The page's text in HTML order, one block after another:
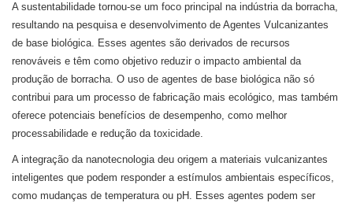
A sustentabilidade tornou-se um foco principal na indústria da borracha,
resultando na pesquisa e desenvolvimento de Agentes Vulcanizantes
de base biológica. Esses agentes são derivados de recursos
renováveis ​​e têm como objetivo reduzir o impacto ambiental da
produção de borracha. O uso de agentes de base biológica não só
contribui para um processo de fabricação mais ecológico, mas também
oferece potenciais benefícios de desempenho, como melhor
processabilidade e redução da toxicidade.
A integração da nanotecnologia deu origem a materiais vulcanizantes
inteligentes que podem responder a estímulos ambientais específicos,
como mudanças de temperatura ou pH. Esses agentes podem ser